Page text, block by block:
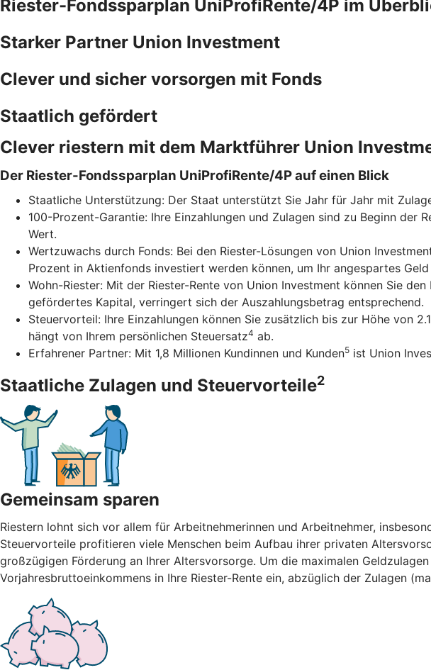
Riester-Fondssparplan UniProfiRente/4P im
Starker Partner Union Investment
Clever und sicher vorsorgen mit Fonds
Staatlich gefördert
Clever riestern mit dem Marktführer Union
Der Riester-Fondssparplan UniProfiRente/4P auf einen Blick
Staatliche Unterstützung: Der Staat unterstützt Sie Jahr für Jahr mit
100-Prozent-Garantie: Ihre Einzahlungen und Zulagen sind zu Beginn der
Wert.
Wertzuwachs durch Fonds: Bei den Riester-Lösungen von Union
Prozent in Aktienfonds investiert werden können, um Ihr angespartes
Wohn-Riester: Mit der Riester-Rente von Union Investment können Sie
gefördertes Kapital, verringert sich der Auszahlungsbetrag entsprechend.
Steuervorteil: Ihre Einzahlungen können Sie zusätzlich bis zur Höhe von
hängt von Ihrem persönlichen Steuersatz4 ab.
Erfahrener Partner: Mit 1,8 Millionen Kundinnen und Kunden5 ist Union
Staatliche Zulagen und Steuervorteile2
Gemeinsam sparen
Riestern lohnt sich vor allem für Arbeitnehmerinnen und Arbeitnehmer,
Steuervorteile profitieren viele Menschen beim Aufbau ihrer privaten
großzügigen Förderung an Ihrer Altersvorsorge. Um die maximalen
Vorjahresbruttoeinkommens in Ihre Riester-Rente ein, abzüglich der Zulagen